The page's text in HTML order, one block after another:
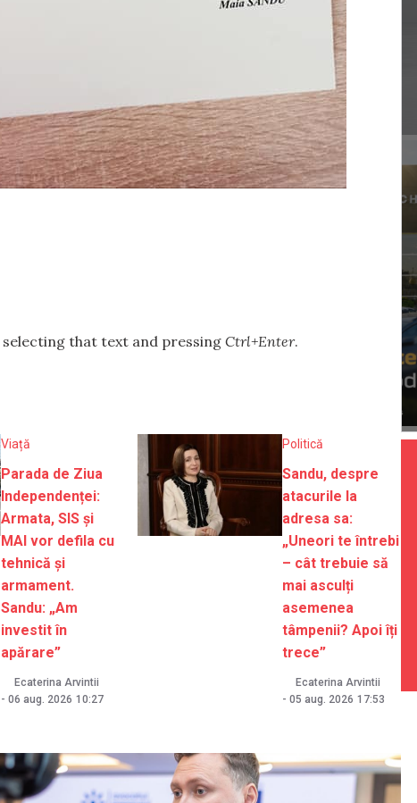
selecting that text and pressing Ctrl+Enter.
Viață
Parada de Ziua
Independenței:
Armata, SIS și
MAI vor defila cu
tehnică și
armament.
Sandu: „Am
investit în
apărare”
Ecaterina Arvintii
- 06 aug. 2026 10:27
Politică
Sandu, despre
atacurile la
adresa sa:
„Uneori te întrebi
– cât trebuie să
mai asculți
asemenea
tâmpenii? Apoi îți
trece”
Ecaterina Arvintii
- 05 aug. 2026 17:53